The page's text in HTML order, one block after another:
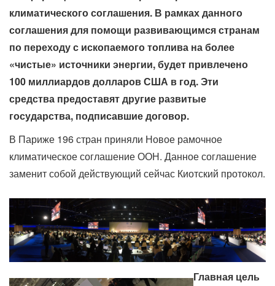
климатического соглашения. В рамках данного
соглашения для помощи развивающимся странам
по переходу с ископаемого топлива на более
«чистые» источники энергии, будет привлечено
100 миллиардов долларов США в год. Эти
средства предоставят другие развитые
государства, подписавшие договор.
В Париже 196 стран приняли Новое рамочное
климатическое соглашение ООН. Данное соглашение
заменит собой действующий сейчас Киотский протокол.
Главная цель